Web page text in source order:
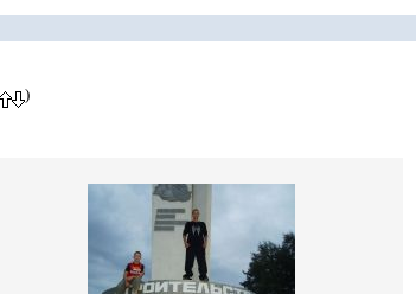
)